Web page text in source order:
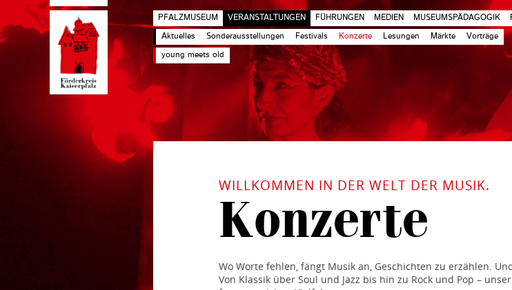
PFALZMUSEUM VERANSTALTUNGEN
Aktuelles Sonderausstellungen Festivals Konzerte
young meets old
Lesungen Märkte Vorträge
FÜHRUNGEN MEDIEN MUSEUMSPÄDAGOGIK
WILLKOMMEN IN DER WELT DER MUSIK.
Konzerte
Wo Worte fehlen, fängt Musik an, Geschichten zu erzählen.
Von Klassik über Soul und Jazz bis hin zu Rock und Pop –